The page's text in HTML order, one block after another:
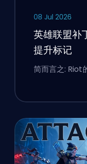
08 Jul 2026
英雄联盟补
提升标记
简而言之: Riot